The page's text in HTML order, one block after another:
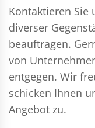
Kontaktieren Sie
diverser
beauftragen.
von
entgegen. Wir
schicken Ihnen
Angebot zu.